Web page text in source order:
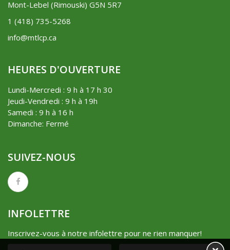
Mont-Lebel (Rimouski) G5N 5R7
1 (418) 735-5268
info@mtlcp.ca
HEURES D'OUVERTURE
Lundi-Mercredi : 9 h à 17 h 30
Jeudi-Vendredi : 9 h à 19h
Samedi : 9 h à 16 h
Dimanche: Fermé
SUIVEZ-NOUS
INFOLETTRE
Inscrivez-vous à notre infolettre pour ne rien manquer!